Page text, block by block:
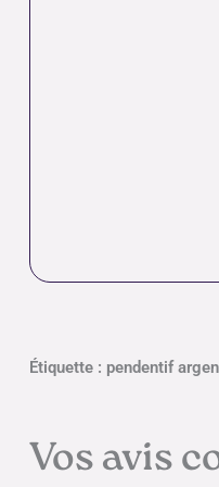
Étiquette : pendentif
Vos avis